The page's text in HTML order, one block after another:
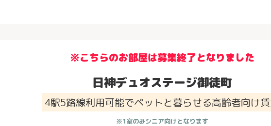
※こちらのお部屋は募集終了となりました
日神デュオステージ御徒町
4駅5路線利用可能でペットと暮らせる高齢者向け
※1室のみシニア向けとなります